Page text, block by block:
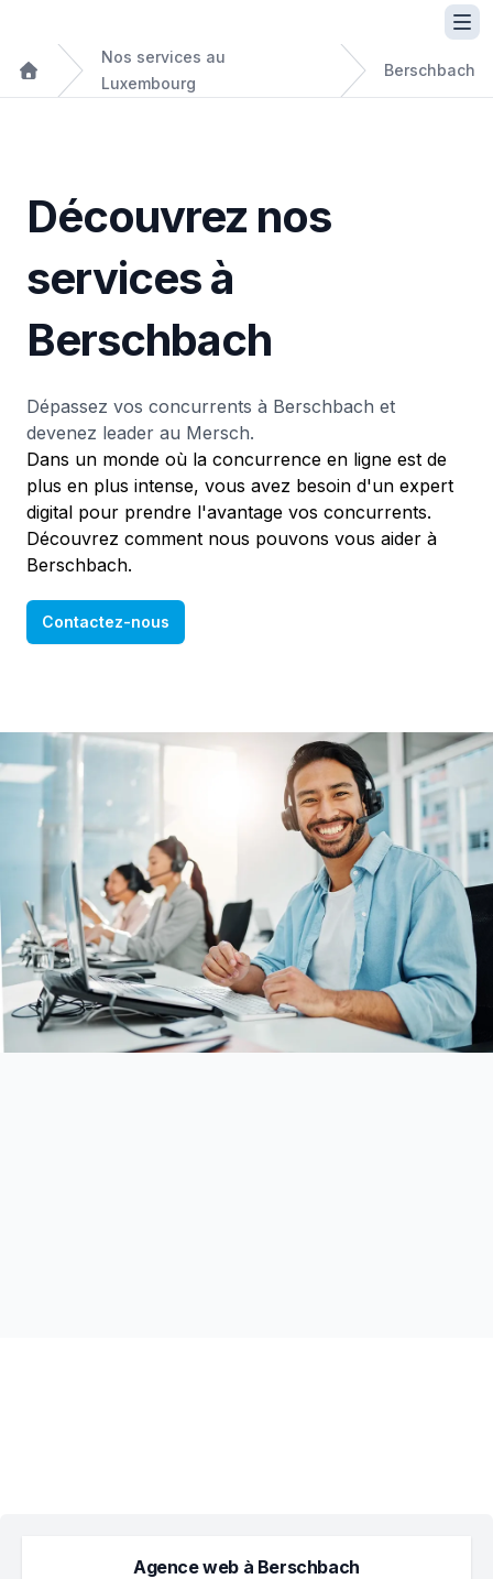
Nos services au
Luxembourg
Berschbach
Découvrez nos
services à
Berschbach
Dépassez vos concurrents à Berschbach et
devenez leader au Mersch.
Dans un monde où la concurrence en ligne est de
plus en plus intense, vous avez besoin d'un expert
digital pour prendre l'avantage vos concurrents.
Découvrez comment nous pouvons vous aider à
Berschbach.
Contactez-nous
Agence web à Berschbach